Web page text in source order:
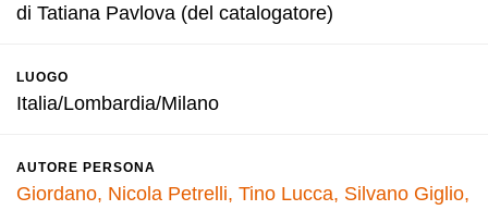
di Tatiana Pavlova (del catalogatore)
LUOGO
Italia/Lombardia/Milano
AUTORE PERSONA
Giordano, Nicola Petrelli, Tino Lucca, Silvano Giglio,